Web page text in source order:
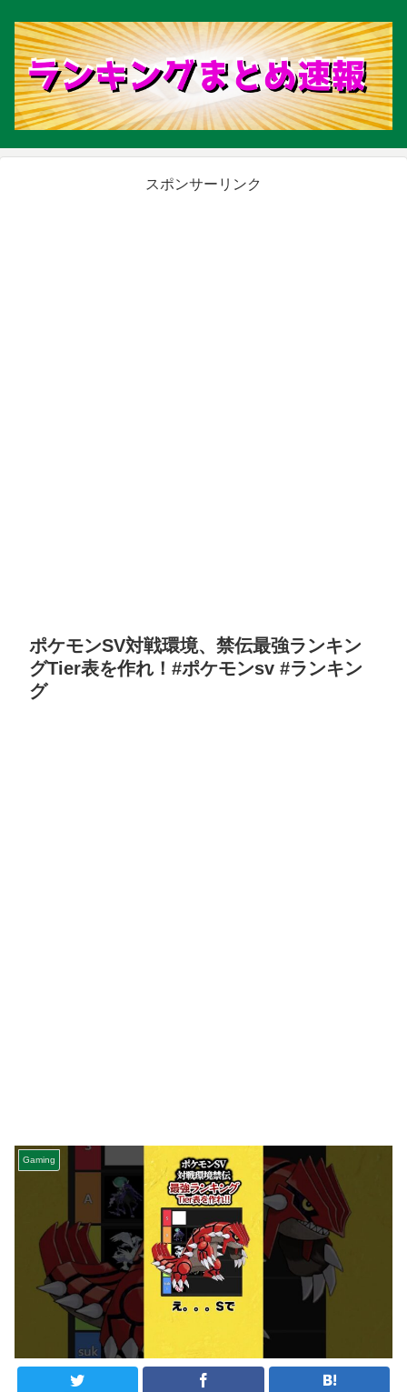
スポンサーリンク
ポケモンSV対戦環境、禁伝最強ランキン
グTier表を作れ！#ポケモンsv #ランキン
グ
Gaming